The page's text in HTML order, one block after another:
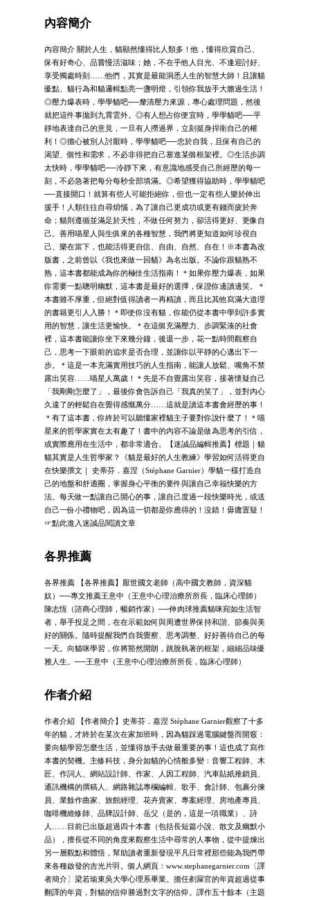
內容簡介
內容簡介 關於人生，貓顯然懂得比人類多！他，懂得欣賞自己、
保有好奇心、品嘗慢活滋味；她，不在乎他人目光、不逢迎討好、
享受獨處時刻……他們，其實是最能洞悉人生的智慧大師！且讓貓
優點、貓行為和貓邏輯點亮一盞明燈，引領你我放手大膽過生活！
◎壓力爆表時，學學貓吧──釐清壓力來源，專心處理問題，然後
就把這件事拋到九霄雲外。◎有人想占你便宜時，學學貓吧──平
靜地表達自己的意見，一旦有人撈過界，立刻挺身捍衛自己的權
利！◎擔心被別人討厭時，學學貓吧──忠於自我，且保有自己的
渴望、個性和需求，不必非得把自己塞進某個框架裡。◎生活步調
太快時，學學貓吧──冷靜下來，有意識地感受自己所經歷的每一
刻，不必急著把每分每秒全部填滿。◎希望獲得協助時，學學貓吧
──直接開口！就算有些人可能拒絕你，但也一定有些人樂於伸出
援手！人類往往自尋煩惱，為了讓自己更成功或更有錢而疲於奔
命；貓則遵循並滿足於天性，不做任何努力，卻活得更好、更像自
己。善用喵星人與生俱來的各種智慧，我們將更知道如何珍視自
己、樂在當下，也能活得更自信、自由、自然、自在！※本書為改
版書，之前曾以《我也來做一回貓》為名出版。不論你跟貓熟不
熟，這本書都能成為你的極佳生活指南！＊如果你壓力爆表，如果
你需要一點聰明幽默，這本書是最好的選擇，保證你邊讀邊笑。＊
本書雖不厚重，但絕對值得讀者一再精讀，而且比其他寫滿大道理
的書籍更引人入勝！＊即使你沒有貓，你能仍從本書中學到許多實
用的智慧，讓生活更愉快。＊在這個充滿壓力、步調緊湊的社會
裡，這本書能讓你坐下來幾分鐘，後退一步，花一點時間觀察自
己，思考一下眼前的追求是否合理，並讓你以平靜的心邁出下一
步。＊這是一本充滿實用技巧的人生指南，能讓人放鬆、嘴角不禁
露出笑容……喵星人萬歲！＊先是不自覺露出笑容，接著懷疑自己
「我剛剛怎麼了」，最後你會告訴自己「我真的笑了」，並對內心
久違了的輕鬆自在覺得感慨萬分……這就是讀這本書會經歷的事！
＊有了這本書，你終於可以聽懂家裡貓主子要對你說什麼了！＊喵
星來的哲學家實在太有趣了！書中的內容不論是做為思考的引信，
或實際應用在生活中，都非常適合。【迷誠品編輯推薦】標題｜貓
貓其實是人生哲學家？《貓是最好的人生教練》學習如何活得更自
在快樂撰文｜ 史蒂芬．嘉涅（Stéphane Garnier）學貓一樣打造自
己的地盤和舒適圈，掌握身心平衡的要件與讓自己幸福快樂的方
法。每天做一點讓自己開心的事，讓自己度過一段快樂時光，或送
自己一份小禮物吧，因為這一切都是你應得的！沒錯！毋庸置疑！
☞點此進入迷誠品閱讀文章
各界推薦
各界推薦 【各界推薦】厭世國文老師（高中國文教師，資深貓
奴）──專文推薦王意中（王意中心理治療所所長，臨床心理師）
陳志恆（諮商心理師，暢銷作家）──伸肉球推薦貓咪宛如生活智
者，舉手投足之間，在在示範如何與周遭世界保持和諧、節奏與美
好的關係。隨時提醒我們自我覺察、思考調整、好好善待自己的每
一天。向貓咪學習，你將豁然開朗，跳脫執著的框架，細細品味優
雅人生。──王意中（王意中心理治療所所長，臨床心理師）
作者介紹
作者介紹 【作者簡介】史蒂芬．嘉涅 Stéphane Garnier觀察了十多
年的貓，才終於在某次在家加班時，因為貓踩過電腦鍵盤而開竅：
要向貓學習怎麼生活，並懂得放手去做最重要的事！這也成了寫作
本書的契機。主修科技，身分如貓的心情般多變：音響工程師、木
匠、作詞人、網站設計師、作家、人因工程師、汽車貼紙推銷員、
通訊機構的撰稿人、網路雜誌專欄編輯、歌手、會計師、包裹分揀
員、業餘作曲家、旅館經理、花卉賣家、專案經理、房地產專員、
咖啡機維修師、品牌設計師、岳父（是的，這是一項職業）、詩
人……目前已出版超過四十本書（包括長短篇小說、散文及幽默小
品），擅長從不同的角度來觀察生活中尋常的人事物，從中提煉出
另一層觀點和體悟，幫助讀者重新發現平凡日常裡那些能為我們帶
來各種啟發的吉光片羽。個人網頁：www.stephanegarnier.com〔譯
者簡介〕梁若瑜東吳大學心理系畢業。擔任剷屎官的年資超過從事
翻譯的年資，對貓的信仰勝過對文字的信仰。譯作五十餘本（主題